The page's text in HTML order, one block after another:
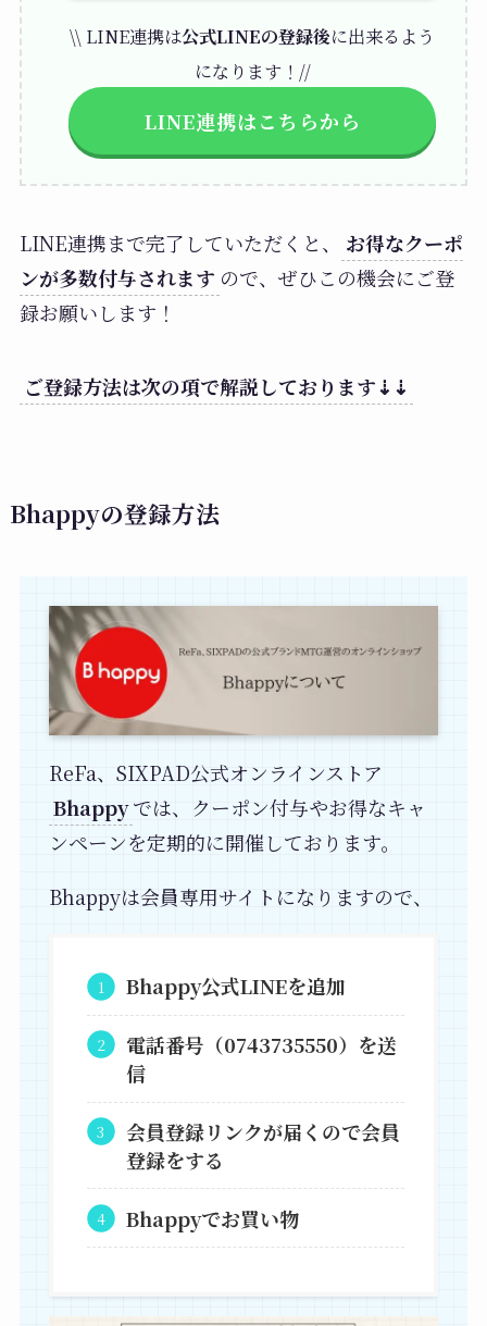
\\ LINE連携は公式LINEの登録後に出来るよう
になります！//
LINE連携はこちらから
LINE連携まで完了していただくと、
お得なクーポ
ンが多数付与されます ので、ぜひこの機会にご登
録お願いします！
ご登録方法は次の項で解説しております⇣⇣
Bhappyの登録方法
ReFa、SIXPAD公式オンラインストア
Bhappy では、クーポン付与やお得なキャ
ンペーンを定期的に開催しております。
Bhappyは会員専用サイトになりますので、
Bhappy公式LINEを追加
電話番号（0743735550）を送
信
会員登録リンクが届くので会員
登録をする
Bhappyでお買い物